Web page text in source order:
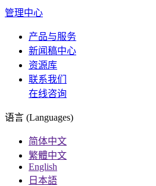
管理中心
产品与服务
新闻稿中心
资源库
联系我们
在线咨询
语言 (Languages)
简体中文
繁體中文
English
日本語